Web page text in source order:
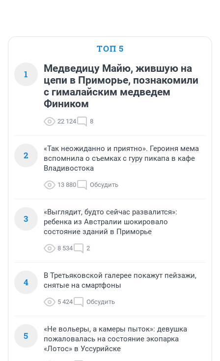
ТОП 5
1
Медведицу Майю, жившую на
цепи в Приморье, познакомили
с гималайским медведем
Фиником
22 124 8
2
«Так неожиданно и приятно». Героиня мема
вспомнила о съемках с гуру пикапа в кафе
Владивостока
13 880 Обсудить
3
«Выглядит, будто сейчас развалится»:
ребенка из Австралии шокировало
состояние зданий в Приморье
8 534 2
4
В Третьяковской галерее покажут пейзажи,
снятые на смартфоны
5 424 Обсудить
5
«Не вольеры, а камеры пыток»: девушка
пожаловалась на состояние экопарка
«Лотос» в Уссурийске